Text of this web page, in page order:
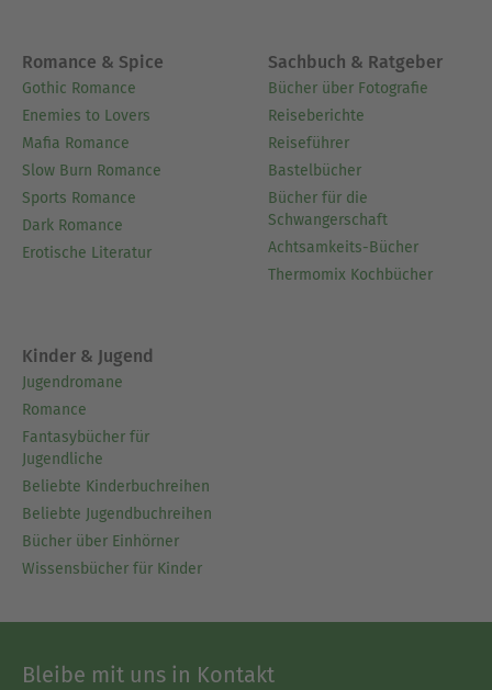
Romance & Spice
Gothic Romance
Enemies to Lovers
Mafia Romance
Slow Burn Romance
Sports Romance
Dark Romance
Erotische Literatur
Sachbuch & Ratgeber
Bücher über Fotografie
Reiseberichte
Reiseführer
Bastelbücher
Bücher für die
Schwangerschaft
Achtsamkeits-Bücher
Thermomix Kochbücher
Kinder & Jugend
Jugendromane
Romance
Fantasybücher für
Jugendliche
Beliebte Kinderbuchreihen
Beliebte Jugendbuchreihen
Bücher über Einhörner
Wissensbücher für Kinder
Bleibe mit uns in Kontakt